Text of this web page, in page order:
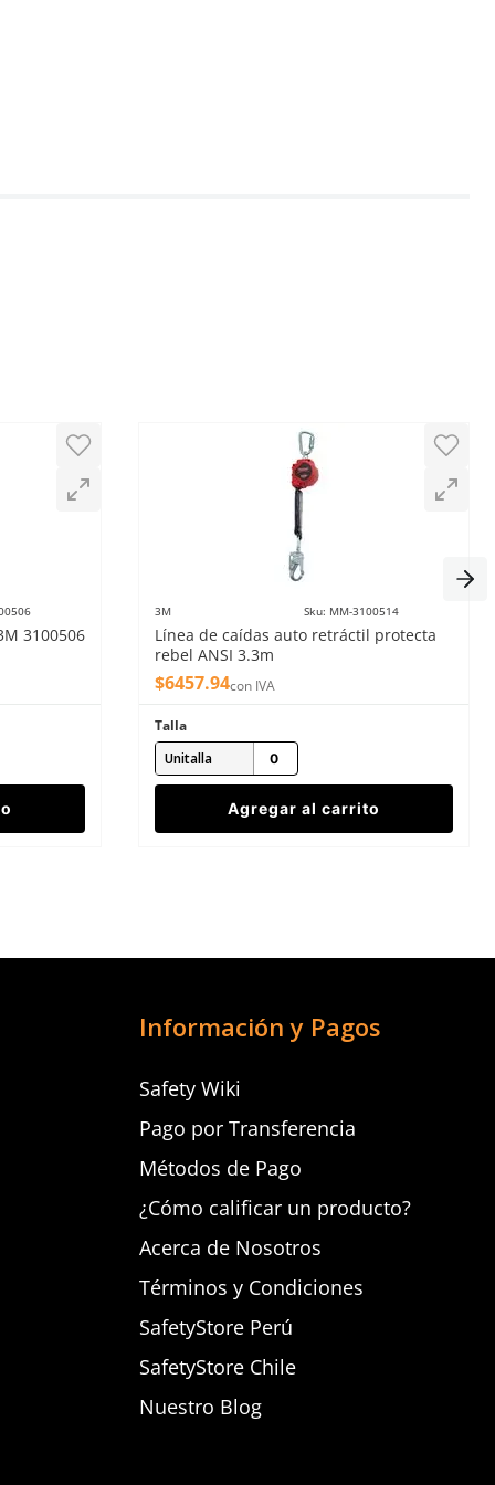
3100506
3M Sku: MM-3100514
Línea de caídas auto retráctil protecta
rebel ANSI 3.3m
$6457.94con IVA
Talla
Unitalla
Agregar al carrito
Información y Pagos
Safety Wiki
Pago por Transferencia
Métodos de Pago
¿Cómo calificar un producto?
Acerca de Nosotros
Términos y Condiciones
SafetyStore Perú
SafetyStore Chile
Nuestro Blog